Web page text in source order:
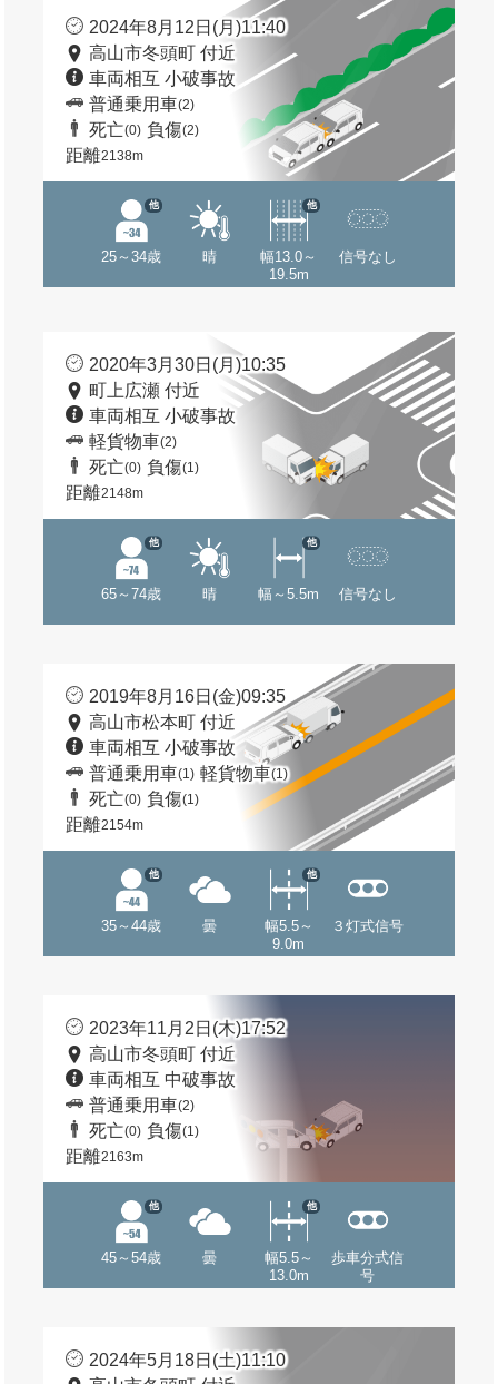
2024年8月12日(月)11:40
高山市冬頭町 付近
車両相互 小破事故
普通乗用車(2)
死亡(0) 負傷(2)
距離2138m
25～34歳
他
晴
幅13.0～
19.5m
他
信号なし
2020年3月30日(月)10:35
町上広瀬 付近
車両相互 小破事故
軽貨物車(2)
死亡(0) 負傷(1)
距離2148m
65～74歳
他
晴 幅～5.5m
他
信号なし
2019年8月16日(金)09:35
高山市松本町 付近
車両相互 小破事故
普通乗用車(1) 軽貨物車(1)
死亡(0) 負傷(1)
距離2154m
35～44歳
他
曇
幅5.5～
9.0m
他
３灯式信号
2023年11月2日(木)17:52
高山市冬頭町 付近
車両相互 中破事故
普通乗用車(2)
死亡(0) 負傷(1)
距離2163m
45～54歳
他
曇
幅5.5～
13.0m
他
歩車分式信
号
2024年5月18日(土)11:10